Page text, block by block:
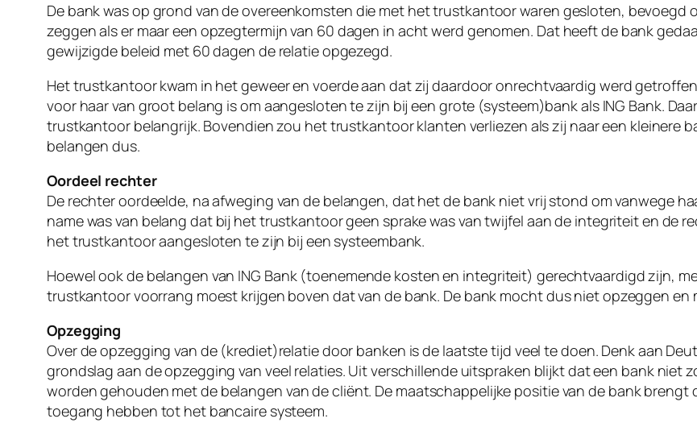
De bank was op grond van de overeenkomsten die met het trustkantoor waren gesloten, bevoegd
zeggen als er maar een opzegtermijn van 60 dagen in acht werd genomen. Dat heeft de bank
gewijzigde beleid met 60 dagen de relatie opgezegd.
Het trustkantoor kwam in het geweer en voerde aan dat zij daardoor onrechtvaardig werd
voor haar van groot belang is om aangesloten te zijn bij een grote (systeem)bank als ING Bank.
trustkantoor belangrijk. Bovendien zou het trustkantoor klanten verliezen als zij naar een kleinere
belangen dus.
Oordeel rechter
De rechter oordeelde, na afweging van de belangen, dat het de bank niet vrij stond om vanwege
name was van belang dat bij het trustkantoor geen sprake was van twijfel aan de integriteit en de
het trustkantoor aangesloten te zijn bij een systeembank.
Hoewel ook de belangen van ING Bank (toenemende kosten en integriteit) gerechtvaardigd zijn,
trustkantoor voorrang moest krijgen boven dat van de bank. De bank mocht dus niet opzeggen
Opzegging
Over de opzegging van de (krediet)relatie door banken is de laatste tijd veel te doen. Denk aan
grondslag aan de opzegging van veel relaties. Uit verschillende uitspraken blijkt dat een bank niet
worden gehouden met de belangen van de cliënt. De maatschappelijke positie van de bank
toegang hebben tot het bancaire systeem.